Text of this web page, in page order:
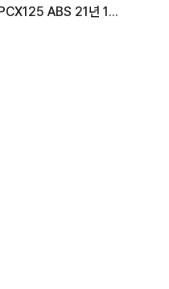
혼다 PCX125 ABS 21년 1만KM 실키로수차량 판매중(배달세팅)